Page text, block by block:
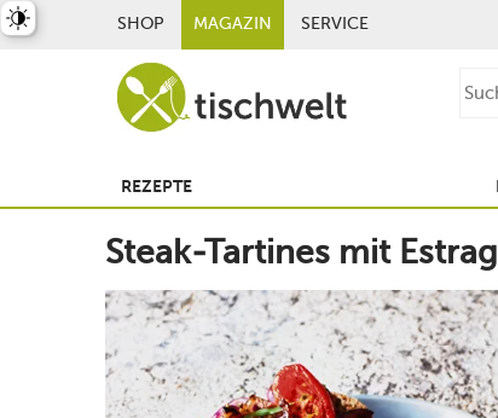
SHOP MAGAZIN SERVICE
REZEPTE
Steak-Tartines mit
umschalten